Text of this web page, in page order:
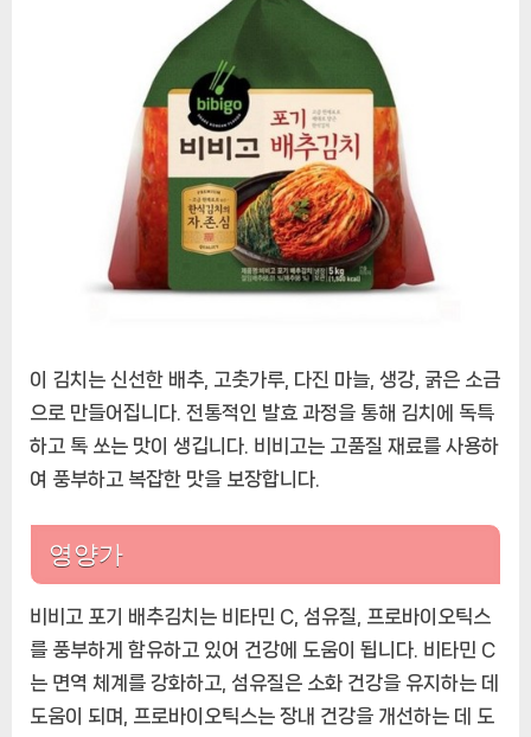
이 김치는 신선한 배추, 고춧가루, 다진 마늘, 생강, 굵은 소금
으로 만들어집니다. 전통적인 발효 과정을 통해 김치에 독특
하고 톡 쏘는 맛이 생깁니다. 비비고는 고품질 재료를 사용하
여 풍부하고 복잡한 맛을 보장합니다.
영양가
비비고 포기 배추김치는 비타민 C, 섬유질, 프로바이오틱스
를 풍부하게 함유하고 있어 건강에 도움이 됩니다. 비타민 C
는 면역 체계를 강화하고, 섬유질은 소화 건강을 유지하는 데
도움이 되며, 프로바이오틱스는 장내 건강을 개선하는 데 도